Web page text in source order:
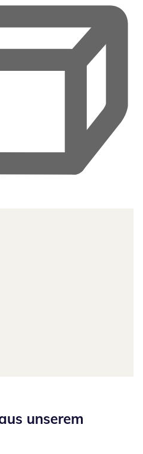
unserem